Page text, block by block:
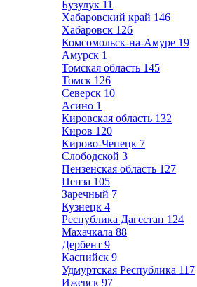
Бузулук 11
Хабаровский край 146
Хабаровск 126
Комсомольск-на-Амуре 19
Амурск 1
Томская область 145
Томск 126
Северск 10
Асино 1
Кировская область 132
Киров 120
Кирово-Чепецк 7
Слободской 3
Пензенская область 127
Пенза 105
Заречный 7
Кузнецк 4
Республика Дагестан 124
Махачкала 88
Дербент 9
Каспийск 9
Удмуртская Республика 117
Ижевск 97